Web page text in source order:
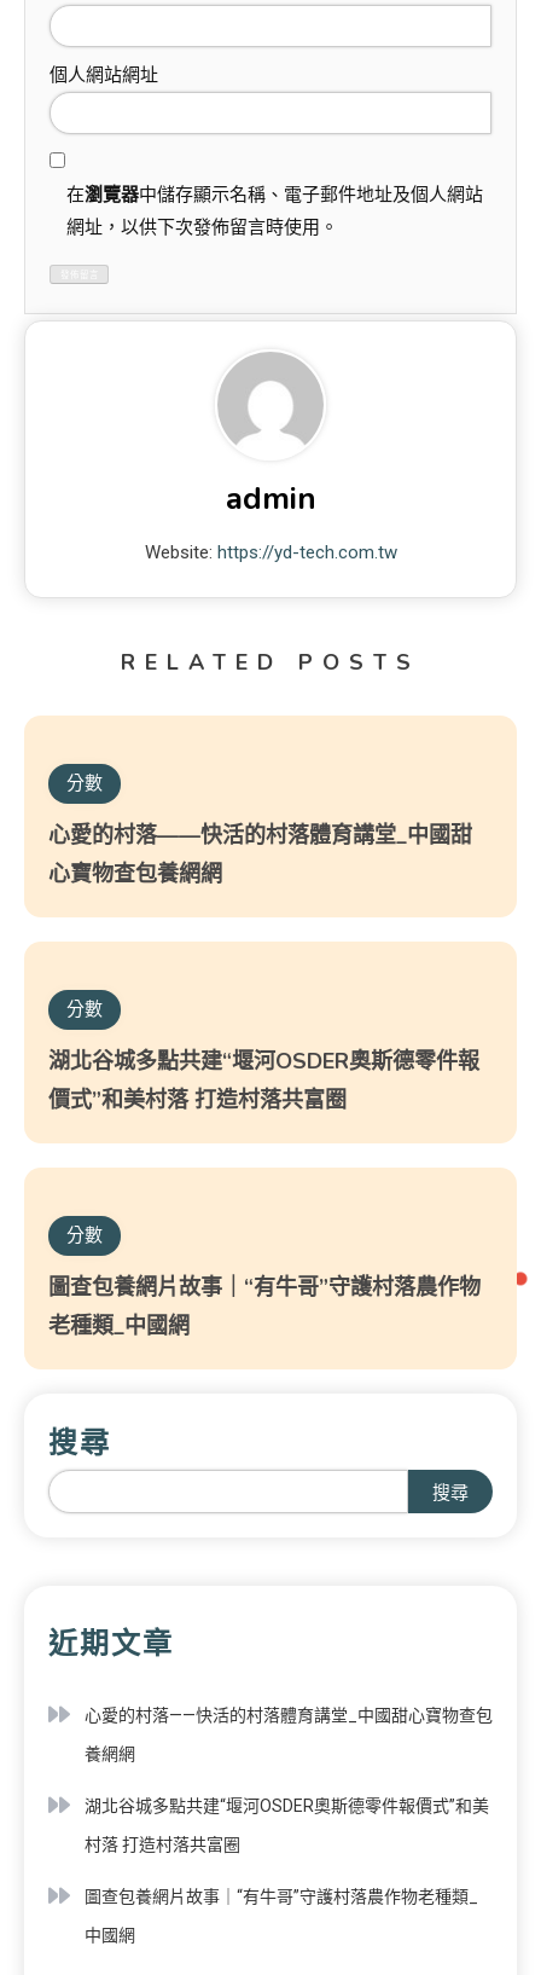
個人網站網址
在瀏覽器中儲存顯示名稱、電子郵件地址及個人網站
網址，以供下次發佈留言時使用。
admin
Website: https://yd-tech.com.tw
RELATED POSTS
分數
心愛的村落——快活的村落體育講堂_中國甜
心寶物查包養網網
分數
湖北谷城多點共建“堰河OSDER奧斯德零件報
價式”和美村落 打造村落共富圈
分數
圖查包養網片故事｜“有牛哥”守護村落農作物
老種類_中國網
搜尋
搜尋
近期文章
心愛的村落——快活的村落體育講堂_中國甜心寶物查包
養網網
湖北谷城多點共建“堰河OSDER奧斯德零件報價式”和美
村落 打造村落共富圈
圖查包養網片故事｜“有牛哥”守護村落農作物老種類_
中國網